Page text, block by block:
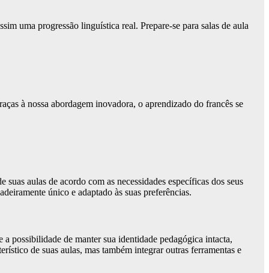
uma progressão linguística real. Prepare-se para salas de aula
à nossa abordagem inovadora, o aprendizado do francês se
aulas de acordo com as necessidades específicas dos seus
único e adaptado às suas preferências.
possibilidade de manter sua identidade pedagógica intacta,
de suas aulas, mas também integrar outras ferramentas e